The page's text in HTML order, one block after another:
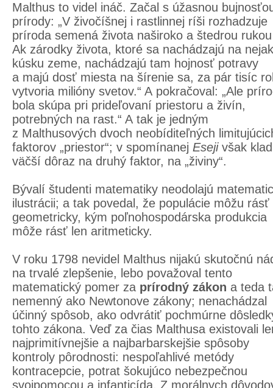
Malthus to videl ináč. Začal s úžasnou
prírody: „V živočíšnej i rastlinnej ríši rozhadzuje
príroda semená života naširoko a štedrou
Ak zárodky života, ktoré sa nachádzajú na
kúsku zeme, nachádzajú tam hojnosť potravy
a majú dosť miesta na šírenie sa, za pár tisíc
vytvoria milióny svetov.“ A pokračoval: „Ale
bola skúpa pri prideľovaní priestoru a živín,
potrebných na rast.“ A tak je jedným
z Malthusových dvoch neobíditeľných
faktorov „priestor“; v spomínanej Eseji však
väčší dôraz na druhý faktor, na „živiny“.
Bývalí študenti matematiky neodolajú
ilustrácii; a tak povedal, že populácie môžu rásť
geometricky, kým poľnohospodárska produkcia
môže rásť len aritmeticky.
V roku 1798 nevidel Malthus nijakú skutočnú
na trvalé zlepšenie, lebo považoval tento
matematický pomer za prírodný zákon a teda
nemenný ako Newtonove zákony; nenachádzal
účinný spôsob, ako odvrátiť pochmúrne
tohto zákona. Veď za čias Malthusa existovali
najprimitívnejšie a najbarbarskejšie spôsoby
kontroly pôrodnosti: nespoľahlivé metódy
kontracepcie, potrat šokujúco nebezpečnou
svojpomocou a infanticída. Z morálnych